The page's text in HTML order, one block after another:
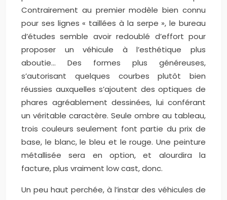
Contrairement au premier modèle bien connu
pour ses lignes « taillées à la serpe », le bureau
d’études semble avoir redoublé d’effort pour
proposer un véhicule à l’esthétique plus
aboutie… Des formes plus généreuses,
s’autorisant quelques courbes plutôt bien
réussies auxquelles s’ajoutent des optiques de
phares agréablement dessinées, lui conférant
un véritable caractère. Seule ombre au tableau,
trois couleurs seulement font partie du prix de
base, le blanc, le bleu et le rouge. Une peinture
métallisée sera en option, et alourdira la
facture, plus vraiment low cast, donc.
Un peu haut perchée, à l’instar des véhicules de